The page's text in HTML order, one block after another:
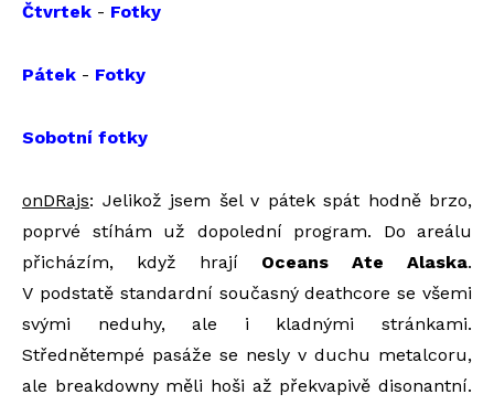
Čtvrtek - Fotky
Pátek - Fotky
Sobotní fotky
onDRajs: Jelikož jsem šel v pátek spát hodně brzo,
poprvé stíhám už dopolední program. Do areálu
přicházím, když hrají Oceans Ate Alaska.
V podstatě standardní současný deathcore se všemi
svými neduhy, ale i kladnými stránkami.
Střednětempé pasáže se nesly v duchu metalcoru,
ale breakdowny měli hoši až překvapivě disonantní.